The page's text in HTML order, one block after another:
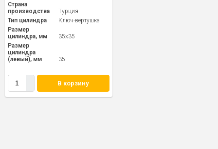
Страна
производства
Турция
Тип цилиндра
Ключ-вертушка
Размер
цилиндра, мм
35x35
Размер
цилиндра
(левый), мм
35
В корзину